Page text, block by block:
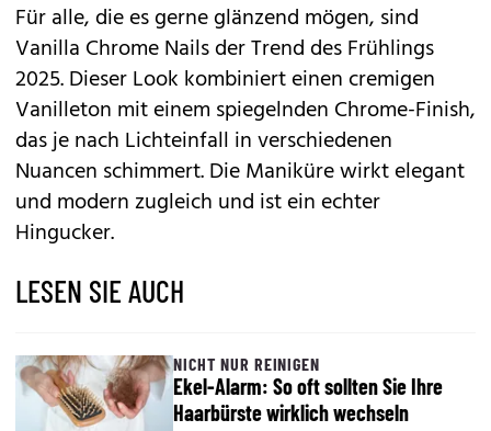
Für alle, die es gerne glänzend mögen, sind
Vanilla Chrome Nails der Trend des Frühlings
2025. Dieser Look kombiniert einen cremigen
Vanilleton mit einem spiegelnden Chrome-Finish,
das je nach Lichteinfall in verschiedenen
Nuancen schimmert. Die Maniküre wirkt elegant
und modern zugleich und ist ein echter
Hingucker.
LESEN SIE AUCH
NICHT NUR REINIGEN
Ekel-Alarm: So oft sollten Sie Ihre
Haarbürste wirklich wechseln